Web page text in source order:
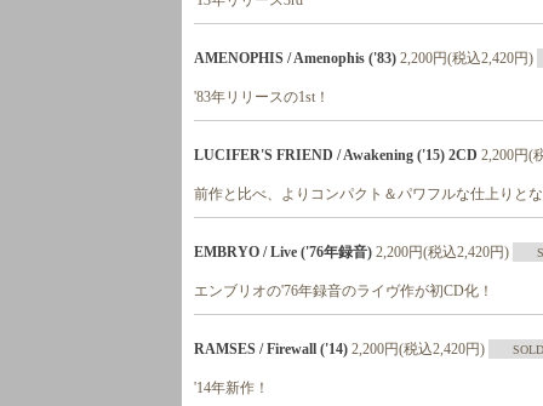
AMENOPHIS / Amenophis ('83) 2,200円(税込2,420円)
'83年リリースの1st！
LUCIFER'S FRIEND / Awakening ('15) 2CD 2,200円(
前作と比べ、よりコンパクト＆パワフルな仕上りと
EMBRYO / Live ('76年録音) 2,200円(税込2,420円)
エンブリオの'76年録音のライヴ作が初CD化！
RAMSES / Firewall ('14) 2,200円(税込2,420円)
'14年新作！